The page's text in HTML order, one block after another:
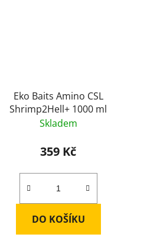
Eko Baits Amino CSL
Shrimp2Hell+ 1000 ml
Skladem
359 Kč
DO KOŠÍKU